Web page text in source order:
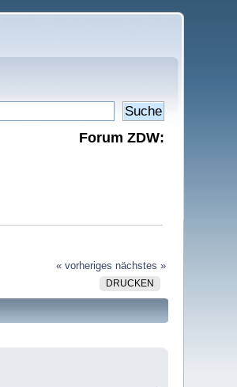
Forum ZDW:
« vorheriges nächstes »
DRUCKEN